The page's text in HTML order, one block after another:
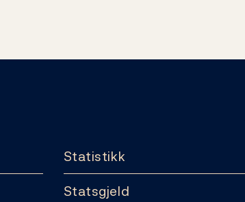
Statistikk
Statsgjeld